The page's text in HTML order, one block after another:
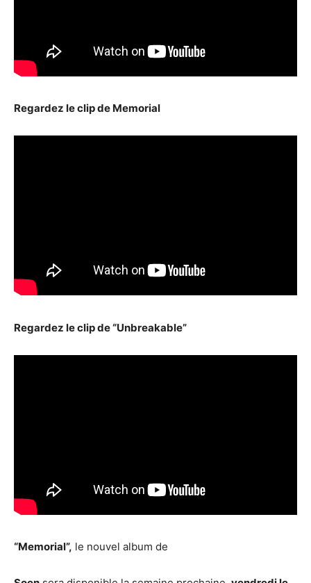
Regardez le clip de Memorial
Regardez le clip de “Unbreakable”
“Memorial”, le nouvel album de